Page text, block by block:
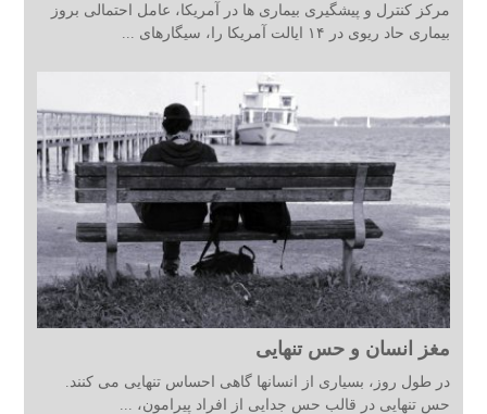
مرکز کنترل و پیشگیری بیماری ها در آمریکا، عامل احتمالی بروز
بیماری حاد ریوی در ۱۴ ایالت آمریکا را، سیگارهای ...
مغز انسان و حس تنهایی
در طول روز، بسیاری از انسانها گاهی احساس تنهایی می کنند.
حس تنهایی در قالب حس جدایی از افراد پیرامون، ...